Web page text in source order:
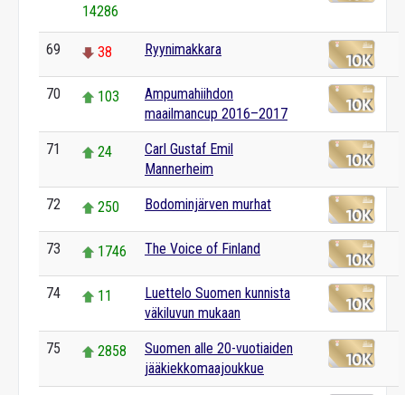
14286
69 38 Ryynimakkara
70 103
Ampumahiihdon
maailmancup 2016–2017
71 24
Carl Gustaf Emil
Mannerheim
72 250 Bodominjärven murhat
73 1746 The Voice of Finland
74 11
Luettelo Suomen kunnista
väkiluvun mukaan
75 2858
Suomen alle 20-vuotiaiden
jääkiekkomaajoukkue